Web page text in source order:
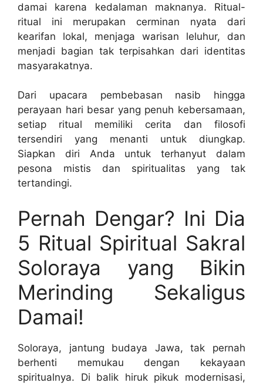
damai karena kedalaman maknanya. Ritual-
ritual ini merupakan cerminan nyata dari
kearifan lokal, menjaga warisan leluhur, dan
menjadi bagian tak terpisahkan dari identitas
masyarakatnya.
Dari upacara pembebasan nasib hingga
perayaan hari besar yang penuh kebersamaan,
setiap ritual memiliki cerita dan filosofi
tersendiri yang menanti untuk diungkap.
Siapkan diri Anda untuk terhanyut dalam
pesona mistis dan spiritualitas yang tak
tertandingi.
Pernah Dengar? Ini Dia
5 Ritual Spiritual Sakral
Soloraya yang Bikin
Merinding Sekaligus
Damai!
Soloraya, jantung budaya Jawa, tak pernah
berhenti memukau dengan kekayaan
spiritualnya. Di balik hiruk pikuk modernisasi,